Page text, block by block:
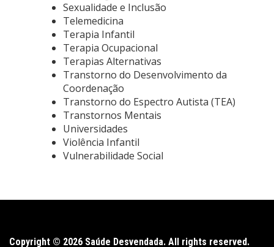
Sexualidade e Inclusão
Telemedicina
Terapia Infantil
Terapia Ocupacional
Terapias Alternativas
Transtorno do Desenvolvimento da
Coordenação
Transtorno do Espectro Autista (TEA)
Transtornos Mentais
Universidades
Violência Infantil
Vulnerabilidade Social
Copyright © 2026 Saúde Desvendada. All rights reserved.